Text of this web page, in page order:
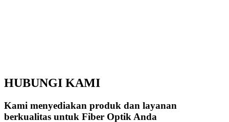
HUBUNGI KAMI
Kami menyediakan produk dan layanan
berkualitas untuk Fiber Optik Anda